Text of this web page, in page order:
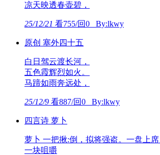
凉天映透春壶碧，
25/12/21 看755/回0 By:lkwy
原创 塞外四十五
白日驾云渡长河，
五色霞辉烈如火。
马蹄如雨奔远处，
25/12/9 看887/回0 By:lkwy
四言诗 萝卜
萝卜 一把揪:倒，拟将强盗。一盘上席
一块咀嚼